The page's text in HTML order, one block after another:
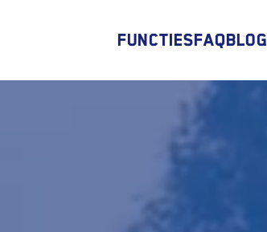
FunctiesFAQBlog